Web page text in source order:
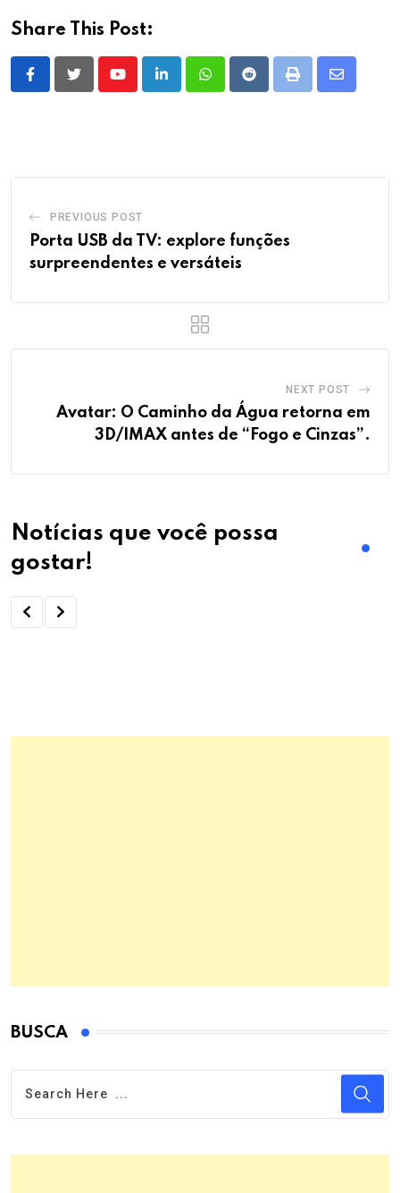
Share This Post:
YoutubeLinkedInWhatsappRedditPrint
Share
PREVIOUS POST
Porta USB da TV: explore funções
surpreendentes e versáteis
NEXT POST
Avatar: O Caminho da Água retorna em
3D/IMAX antes de “Fogo e Cinzas”.
Notícias que você possa
gostar!
BUSCA